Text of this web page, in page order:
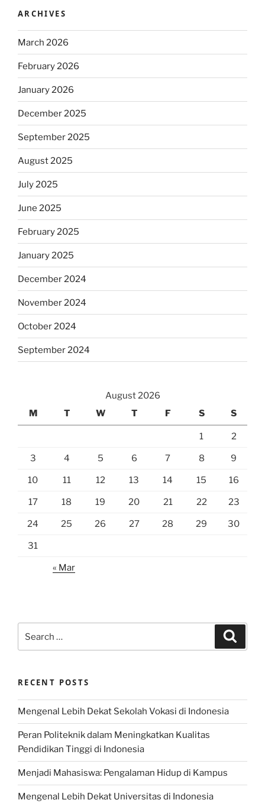
ARCHIVES
March 2026
February 2026
January 2026
December 2025
September 2025
August 2025
July 2025
June 2025
February 2025
January 2025
December 2024
November 2024
October 2024
September 2024
August 2026
M
T W T F S S
1 2
3 4 5 6 7 8 9
10 11 12 13 14 15 16
17 18 19 20 21 22 23
24 25 26 27 28 29 30
31
« Mar
for:
RECENT POSTS
Mengenal Lebih Dekat Sekolah Vokasi di Indonesia
Peran Politeknik dalam Meningkatkan Kualitas
Pendidikan Tinggi di Indonesia
Menjadi Mahasiswa: Pengalaman Hidup di Kampus
Mengenal Lebih Dekat Universitas di Indonesia